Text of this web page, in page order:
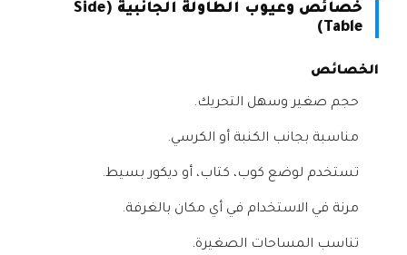
خصائص وعيوب الطاولة الجانبية (Side
Table)
الخصائص
حجم صغير وسهل التحريك.
مناسبة بجانب الكنبة أو الكرسي.
تستخدم لوضع كوب، كتاب، أو ديكور بسيط.
مرنة في الاستخدام في أي مكان بالغرفة.
تناسب المساحات الصغيرة.